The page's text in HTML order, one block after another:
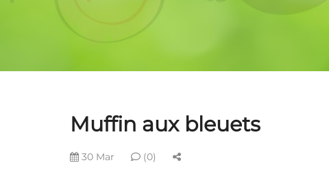
Muffin aux bleuets
30 Mar (0)